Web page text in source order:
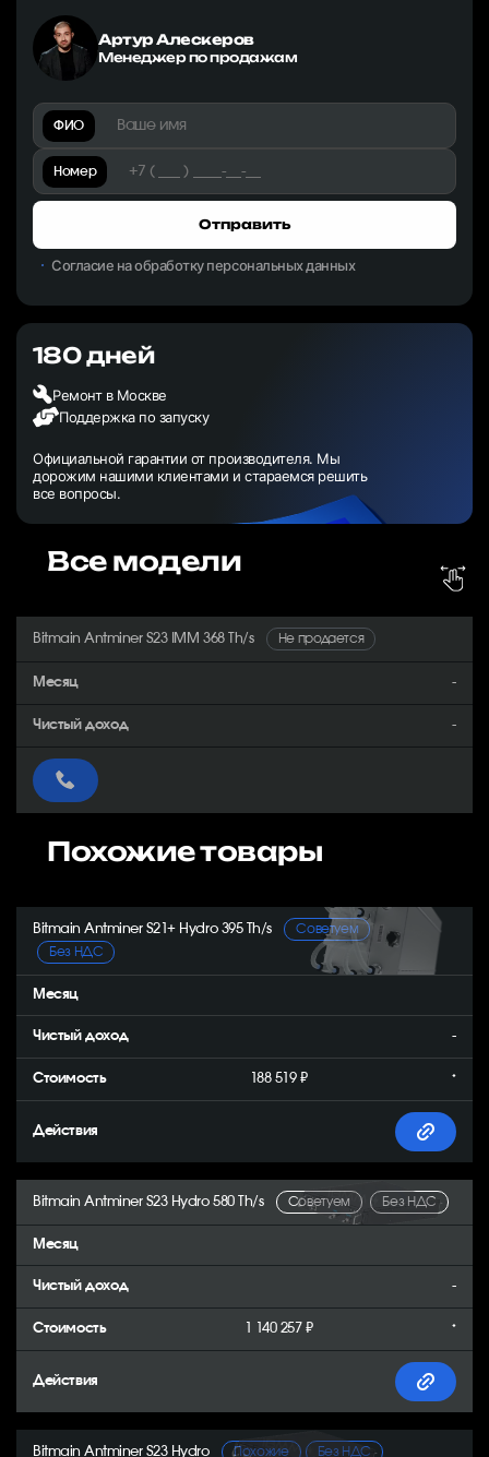
Артур Алескеров
Менеджер по продажам
ФИО
Номер
Отправить
Согласие на обработку персональных данных
180 дней
Ремонт в Москве
Поддержка по запуску
Официальной гарантии от производителя. Мы
дорожим нашими клиентами и стараемся решить
все вопросы.
Все модели
Bitmain Antminer S23 IMM 368 Th/s Не продается
-
-
Похожие товары
Bitmain Antminer S21+ Hydro 395 Th/s
Советуем
Без НДС
-
188 519 ₽ *
Bitmain Antminer S23 Hydro 580 Th/s Советуем Без НДС
-
1 140 257 ₽ *
Bitmain Antminer S23 Hydro Похожие Без НДС